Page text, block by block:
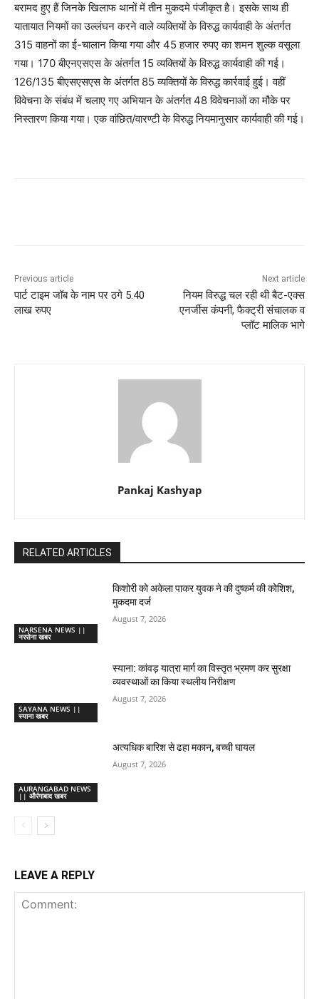
बरामद हुए हैं जिनके खिलाफ थानों में तीन मुकदमे पंजीकृत है। इसके साथ ही
यातायात नियमों का उल्लंघन करने वाले व्यक्तियों के विरुद्ध कार्यवाही के अंतर्गत
315 वाहनों का ई-चालान किया गया और 45 हजार रुपए का शमन शुल्क वसूला
गया। 170 बीएनएसएस के अंतर्गत 15 व्यक्तियों के विरुद्ध कार्यवाही की गई।
126/135 बीएसएसएस के अंतर्गत 85 व्यक्तियों के विरुद्ध कार्रवाई हुई। वहीं
विवेचना के संबंध में चलाए गए अभियान के अंतर्गत 48 विवेचनाओं का मौके पर
निस्तारण किया गया। एक वांछित/वारण्टी के विरुद्ध नियमानुसार कार्यवाही की गई।
Previous article
पार्ट टाइम जॉब के नाम पर ठगे 5.40
लाख रुपए
Next article
नियम विरुद्ध चल रही थी बैट-एक्स
एनर्जीस कंपनी, फैक्ट्री संचालक व
प्लॉट मालिक भागे
Pankaj Kashyap
RELATED ARTICLES
NARSENA NEWS ||
नरसेना खबर
किशोरी को अकेला पाकर युवक ने की दुष्कर्म की कोशिश,
मुकदमा दर्ज
August 7, 2026
SAYANA NEWS ||
स्याना खबर
स्याना: कांवड़ यात्रा मार्ग का विस्तृत भ्रमण कर सुरक्षा
व्यवस्थाओं का किया स्थलीय निरीक्षण
August 7, 2026
AURANGABAD NEWS
|| औरंगाबाद खबर
अत्यधिक बारिश से ढहा मकान, बच्ची घायल
August 7, 2026
LEAVE A REPLY